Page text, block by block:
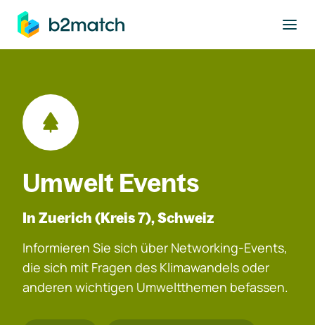
springen
Umwelt Events
In Zuerich (Kreis 7), Schweiz
Informieren Sie sich über Networking-Events,
die sich mit Fragen des Klimawandels oder
anderen wichtigen Umweltthemen befassen.